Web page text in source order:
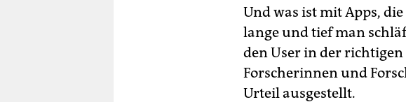
Und was ist mit Apps,
lange und tief man
den User in der richtigen
Forscherinnen und
Urteil ausgestellt.